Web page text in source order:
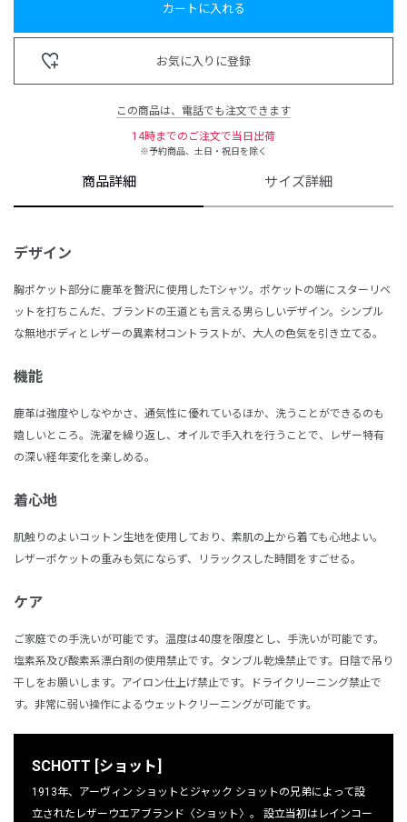
カートに入れる
お気に入りに登録
この商品は、電話でも注文できます
14時までのご注文で当日出荷
※予約商品、土日・祝日を除く
商品詳細 サイズ詳細
デザイン
胸ポケット部分に鹿革を贅沢に使用したTシャツ。ポケットの端にスターリベ
ットを打ちこんだ、ブランドの王道とも言える男らしいデザイン。シンプル
な無地ボディとレザーの異素材コントラストが、大人の色気を引き立てる。
機能
鹿革は強度やしなやかさ、通気性に優れているほか、洗うことができるのも
嬉しいところ。洗濯を繰り返し、オイルで手入れを行うことで、レザー特有
の深い経年変化を楽しめる。
着心地
肌触りのよいコットン生地を使用しており、素肌の上から着ても心地よい。
レザーポケットの重みも気にならず、リラックスした時間をすごせる。
ケア
ご家庭での手洗いが可能です。温度は40度を限度とし、手洗いが可能です。
塩素系及び酸素系漂白剤の使用禁止です。タンブル乾燥禁止です。日陰で吊り
干しをお願いします。アイロン仕上げ禁止です。ドライクリーニング禁止で
す。非常に弱い操作によるウェットクリーニングが可能です。
SCHOTT [ショット]
1913年、アーヴィン ショットとジャック ショットの兄弟によって設
立されたレザーウエアブランド〈ショット〉。 設立当初はレインコー